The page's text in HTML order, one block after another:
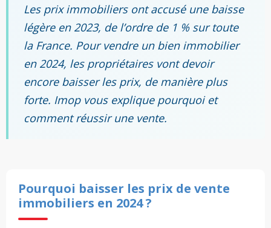
Les prix immobiliers ont accusé une baisse
légère en 2023, de l’ordre de 1 % sur toute
la France. Pour vendre un bien immobilier
en 2024, les propriétaires vont devoir
encore baisser les prix, de manière plus
forte. Imop vous explique pourquoi et
comment réussir une vente.
Pourquoi baisser les prix de vente
immobiliers en 2024 ?